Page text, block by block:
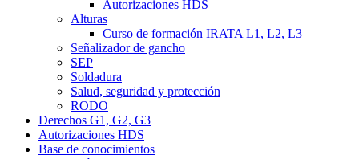
Autorizaciones HDS
Alturas
Curso de formación IRATA L1, L2, L3
Señalizador de gancho
SEP
Soldadura
Salud, seguridad y protección
RODO
Derechos G1, G2, G3
Autorizaciones HDS
Base de conocimientos